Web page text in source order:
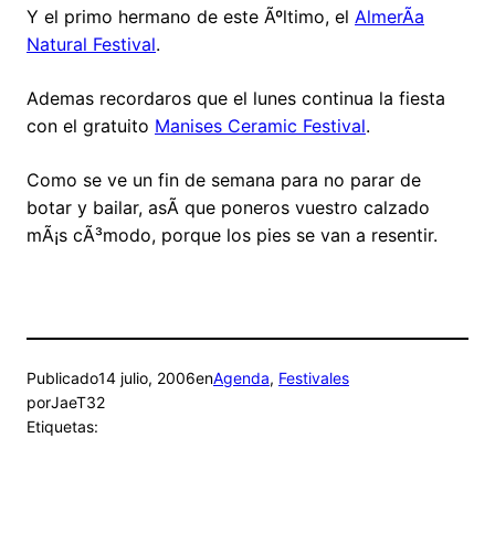
Y el primo hermano de este Ãºltimo, el AlmerÃ­a
Natural Festival.
Ademas recordaros que el lunes continua la fiesta
con el gratuito Manises Ceramic Festival.
Como se ve un fin de semana para no parar de
botar y bailar, asÃ­ que poneros vuestro calzado
mÃ¡s cÃ³modo, porque los pies se van a resentir.
Publicado14 julio, 2006enAgenda, Festivales
porJaeT32
Etiquetas: